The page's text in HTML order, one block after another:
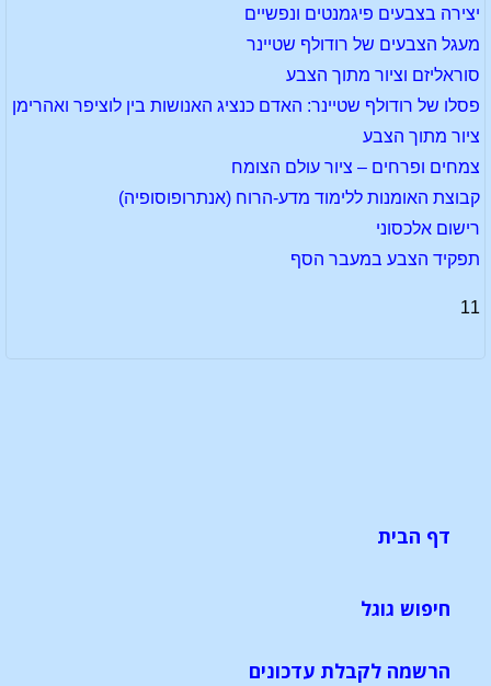
יצירה בצבעים פיגמנטים ונפשיים
מעגל הצבעים של רודולף שטיינר
סוראליזם וציור מתוך הצבע
פסלו של רודולף שטיינר: האדם כנציג האנושות בין לוציפר ואהרימן
ציור מתוך הצבע
צמחים ופרחים – ציור עולם הצומח
קבוצת האומנות ללימוד מדע-הרוח (אנתרופוסופיה)
רישום אלכסוני
תפקיד הצבע במעבר הסף
11
דף הבית
חיפוש גוגל
הרשמה לקבלת עדכונים